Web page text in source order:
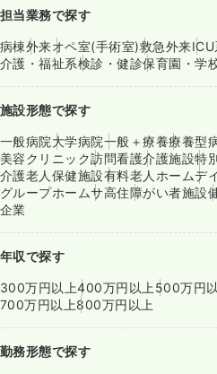
担当業務で探す
病棟外来オペ室(手術室)救急外来ICU
介護・福祉系検診・健診保育園・学
施設形態で探す
一般病院大学病院一般＋療養療養型
美容クリニック訪問看護介護施設特
介護老人保健施設有料老人ホームデ
グループホームサ高住障がい者施設
企業
年収で探す
300万円以上400万円以上500万円
700万円以上800万円以上
勤務形態で探す